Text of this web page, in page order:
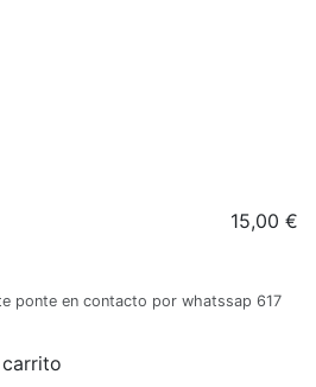
15,00 €
ponte en contacto por whatssap 617